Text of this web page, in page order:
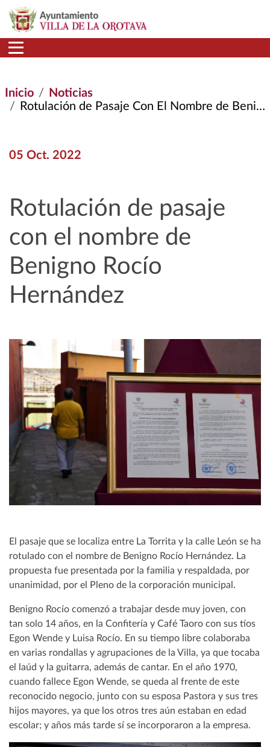
Pasar al contenido principal
Inicio
Noticias
Rotulación de Pasaje Con El Nombre de Benigno Rocío Hernández
05 Oct. 2022
Rotulación de pasaje
con el nombre de
Benigno Rocío
Hernández
El pasaje que se localiza entre La Torrita y la calle León se ha
rotulado con el nombre de Benigno Rocío Hernández. La
propuesta fue presentada por la familia y respaldada, por
unanimidad, por el Pleno de la corporación municipal.
Benigno Rocío comenzó a trabajar desde muy joven, con
tan solo 14 años, en la Confitería y Café Taoro con sus tíos
Egon Wende y Luisa Rocío. En su tiempo libre colaboraba
en varias rondallas y agrupaciones de la Villa, ya que tocaba
el laúd y la guitarra, además de cantar. En el año 1970,
cuando fallece Egon Wende, se queda al frente de este
reconocido negocio, junto con su esposa Pastora y sus tres
hijos mayores, ya que los otros tres aún estaban en edad
escolar; y años más tarde sí se incorporaron a la empresa.